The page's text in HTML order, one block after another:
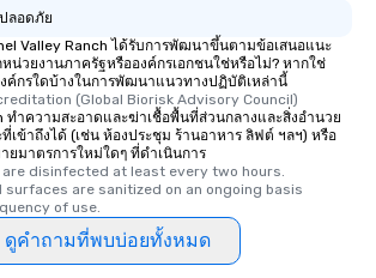
ลอดภัย
Valley Ranch ได้รับการพัฒนาขึ้นตามข้อเสนอแนะ
น่วยงานภาครัฐหรือองค์กรเอกชนใช่หรือไม่? หากใช่
ค์กรใดบ้างในการพัฒนาแนวทางปฏิบัติเหล่านี้
(Global Biorisk Advisory Council)
ทำความสะอาดและฆ่าเชื้อพื้นที่ส่วนกลางและสิ่งอำนวย
เข้าถึงได้ (เช่น ห้องประชุม ร้านอาหาร ลิฟต์ ฯลฯ) หรือ
ยมาตรการใหม่ใดๆ ที่ดำเนินการ
are disinfected at least every two hours.
are sanitized on an ongoing basis
of use.
ดูคำถามที่พบบ่อยทั้งหมด